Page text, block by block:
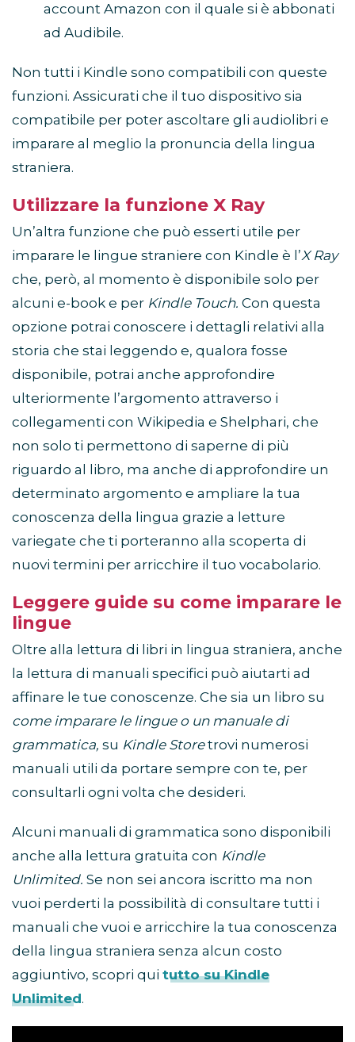
account Amazon con il quale si è abbonati
ad Audibile.
Non tutti i Kindle sono compatibili con queste
funzioni. Assicurati che il tuo dispositivo sia
compatibile per poter ascoltare gli audiolibri e
imparare al meglio la pronuncia della lingua
straniera.
Utilizzare la funzione X Ray
Un’altra funzione che può esserti utile per
imparare le lingue straniere con Kindle è l’X Ray
che, però, al momento è disponibile solo per
alcuni e-book e per Kindle Touch. Con questa
opzione potrai conoscere i dettagli relativi alla
storia che stai leggendo e, qualora fosse
disponibile, potrai anche approfondire
ulteriormente l’argomento attraverso i
collegamenti con Wikipedia e Shelphari, che
non solo ti permettono di saperne di più
riguardo al libro, ma anche di approfondire un
determinato argomento e ampliare la tua
conoscenza della lingua grazie a letture
variegate che ti porteranno alla scoperta di
nuovi termini per arricchire il tuo vocabolario.
Leggere guide su come imparare le
lingue
Oltre alla lettura di libri in lingua straniera, anche
la lettura di manuali specifici può aiutarti ad
affinare le tue conoscenze. Che sia un libro su
come imparare le lingue o un manuale di
grammatica, su Kindle Storetrovi numerosi
manuali utili da portare sempre con te, per
consultarli ogni volta che desideri.
Alcuni manuali di grammatica sono disponibili
anche alla lettura gratuita con Kindle
Unlimited. Se non sei ancora iscritto ma non
vuoi perderti la possibilità di consultare tutti i
manuali che vuoi e arricchire la tua conoscenza
della lingua straniera senza alcun costo
aggiuntivo, scopri qui tutto su Kindle
Unlimited.